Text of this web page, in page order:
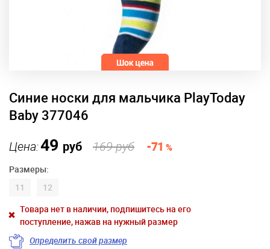
Синие носки для мальчика PlayToday
Baby 377046
Цена:49 руб 169 руб -71 %
Размеры:
11
12
Товара нет в наличии, подпишитесь на его
поступление, нажав на нужный размер
Определить свой размер